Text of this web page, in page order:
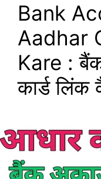
Bank
Aadhar
Kare :
कार्ड